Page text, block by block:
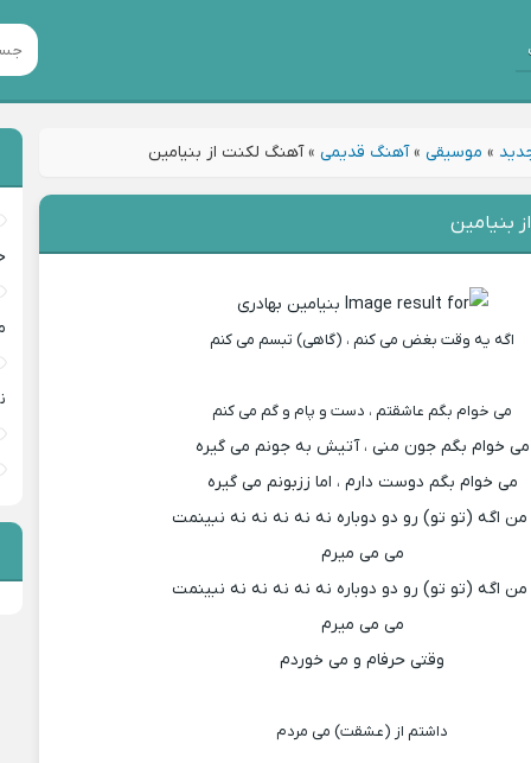
» موسیقی »آهنگ قدیمی »آهنگ لکنت از بنیامین
بنیامین
اگه یه وقت بغض می کنم ، (گاهی) تبسم می کنم
می خوام بگم عاشقتم ، دست و پام و گم می کنم
می خوام بگم جون منی ، آتیش به جونم می گیره
می خوام بگم دوست دارم ، اما ززبونم می گیره
اگه (تو تو) رو دو دوباره نه نه نه نه نه نبینمت
می می میرم
اگه (تو تو) رو دو دوباره نه نه نه نه نه نبینمت
می می میرم
وقتی حرفام و می خوردم
داشتم از (عشقت) می مردم